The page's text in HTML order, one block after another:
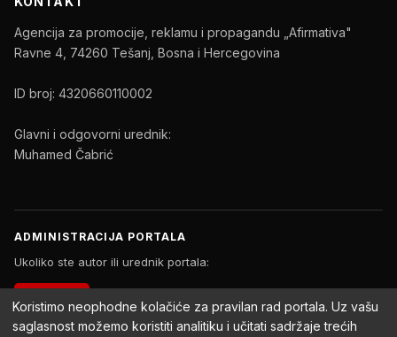
Agencija za promocije, reklamu i propagandu „Afirmativa"
Ravne 4, 74260 Tešanj, Bosna i Hercegovina
ID broj: 4320660110002
Glavni i odgovorni urednik:
Muhamed Čabrić
ADMINISTRACIJA PORTALA
Ukoliko ste autor ili urednik portala:
Koristimo neophodne kolačiće za pravilan rad portala. Uz vašu
saglasnost možemo koristiti analitiku i učitati sadržaje trećih